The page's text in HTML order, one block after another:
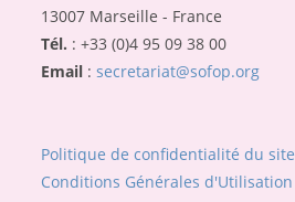
13007 Marseille - France
Tél. : +33 (0)4 95 09 38 00
Email :secretariat@sofop.org
Politique de confidentialité du site
Conditions Générales d'Utilisation